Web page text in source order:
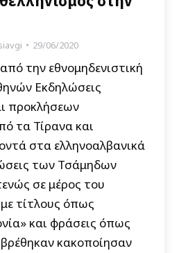
29/06/2020
την εθνομηδενιστική
Εκδηλώσεις
προκλήσεων
τα Τίρανα και
στα ελληνοαλβανικά
των Τσάμηδων
σε μέρος του
τίτλους όπως
και φράσεις όπως
κακοποίησαν